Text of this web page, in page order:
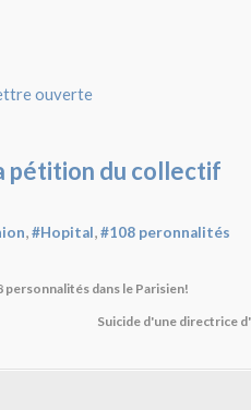
ouverte
pétition du collectif
,#Hopital,#108 peronnalités
personnalités dans le Parisien!
Suicide d'une directrice